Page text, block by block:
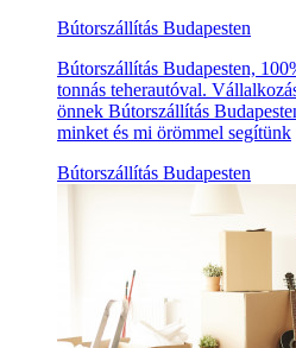
Bútorszállítás Budapesten
Bútorszállítás Budapesten,
tonnás teherautóval.
önnek Bútorszállítás
minket és mi örömmel segítünk
Bútorszállítás Budapesten